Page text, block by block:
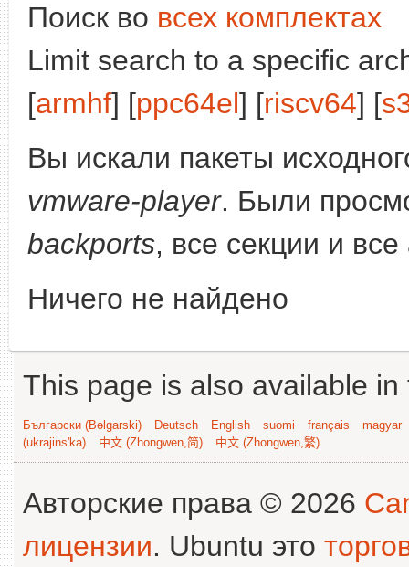
Поиск во всех комплектах
Limit search to a specific
[armhf] [ppc64el] [riscv64] [
Вы искали пакеты
vmware-player. Были
backports, все секции и
Ничего не найдено
This page is also available
Български (Bəlgarski) Deutsch English suomi français
magyar
(ukrajins'ka)
中文 (Zhongwen,简) 中文 (Zhongwen,繁)
Авторские права © 2026
лицензии. Ubuntu это